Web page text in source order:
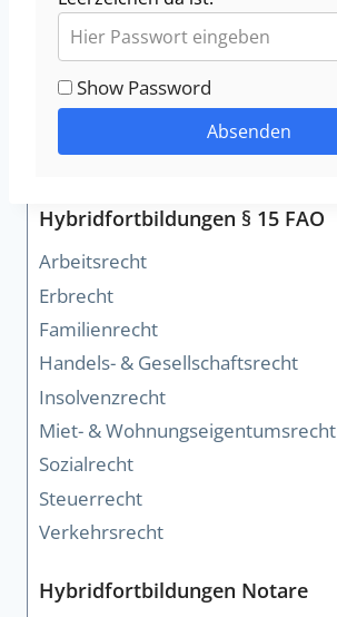
Show Password
Absenden
Hybridfortbildungen § 15 FAO
Arbeitsrecht
Erbrecht
Familienrecht
Handels- & Gesellschaftsrecht
Insolvenzrecht
Miet- & Wohnungseigentumsrecht
Sozialrecht
Steuerrecht
Verkehrsrecht
Hybridfortbildungen Notare